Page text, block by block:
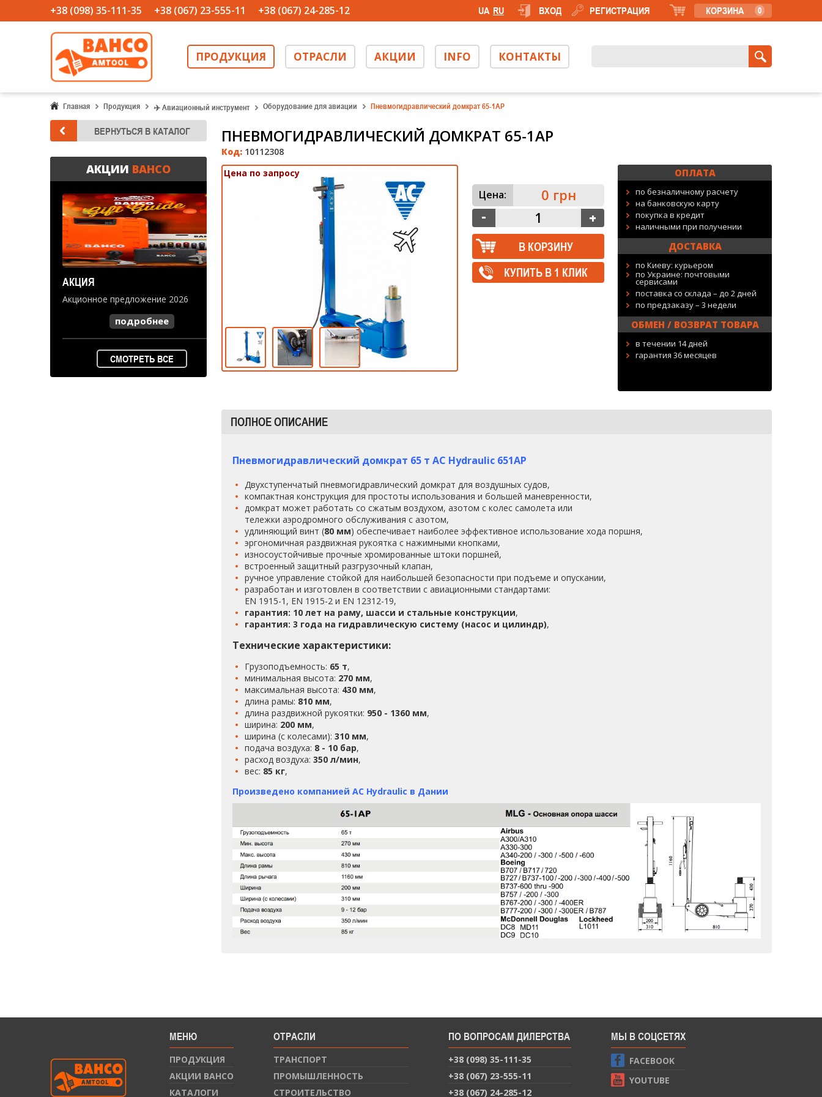
+38 (098) 35-111-35 +38 (067) 23-555-11 +38 (067) 24-285-12 КОРЗИНА 0
UA RU ВХОД РЕГИСТРАЦИЯ
ПРОДУКЦИЯ ОТРАСЛИ АКЦИИ INFO КОНТАКТЫ
Главная Продукция ✈️ Авиационный инструмент Оборудование для авиации Пневмогидравлический домкрат 65-1AP
ПНЕВМОГИДРАВЛИЧЕСКИЙ ДОМКРАТ 65-1AP
Код: 10112308
Цена по запросу
Цена: 0 грн
КУПИТЬ В 1 КЛИК
ОПЛАТА
по безналичному расчету
на банковскую карту
покупка в кредит
наличными при получении
ДОСТАВКА
по Киеву: курьером
по Украине: почтовыми
сервисами
поставка со склада – до 2 дней
по предзаказу – 3 недели
ОБМЕН / ВОЗВРАТ ТОВАРА
в течении 14 дней
гарантия 36 месяцев
ПОЛНОЕ ОПИСАНИЕ
Пневмогидравлический домкрат 65 т AC Hydraulic 651AP
Двухступенчатый пневмогидравлический домкрат для воздушных судов,
компактная конструкция для простоты использования и большей маневренности,
домкрат может работать со сжатым воздухом, азотом с колес самолета или
тележки аэродромного обслуживания с азотом,
удлиняющий винт (80 мм) обеспечивает наиболее эффективное использование хода поршня,
эргономичная раздвижная рукоятка с нажимными кнопками,
износоустойчивые прочные хромированные штоки поршней,
встроенный защитный разгрузочный клапан,
ручное управление стойкой для наибольшей безопасности при подъеме и опускании,
разработан и изготовлен в соответствии с авиационными стандартами:
EN 1915-1, EN 1915-2 и EN 12312-19,
гарантия: 10 лет на раму, шасси и стальные конструкции,
гарантия: 3 года на гидравлическую систему (насос и цилиндр),
Технические характеристики:
Грузоподъемность: 65 т,
минимальная высота: 270 мм,
максимальная высота: 430 мм,
длина рамы: 810 мм,
длина раздвижной рукоятки: 950 - 1360 мм,
ширина: 200 мм,
ширина (с колесами): 310 мм,
подача воздуха: 8 - 10 бар,
расход воздуха: 350 л/мин,
вес: 85 кг,
Произведено компанией AC Hydraulic в Дании
АКЦИИ BAHCO
АКЦИЯ
Акционное предложение 2026
подробнее
СМОТРЕТЬ ВСЕ
МЕНЮ
ПРОДУКЦИЯ
АКЦИИ BAHCO
КАТАЛОГИ
ОТРАСЛИ
ТРАНСПОРТ
ПРОМЫШЛЕННОСТЬ
СТРОИТЕЛЬСТВО
ПО ВОПРОСАМ ДИЛЕРСТВА
+38 (098) 35-111-35
+38 (067) 23-555-11
+38 (067) 24-285-12
МЫ В СОЦСЕТЯХ
FACEBOOK
YOUTUBE